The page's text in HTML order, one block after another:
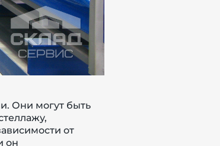
Они могут быть
от
он